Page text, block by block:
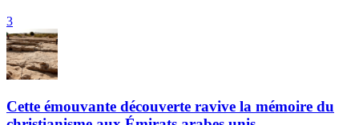
3
Cette émouvante découverte ravive la mémoire du